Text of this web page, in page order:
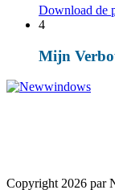
Download de
4
Mijn
Copyright 2026 par